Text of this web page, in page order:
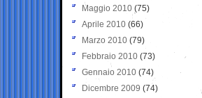
Maggio 2010 (75)
Aprile 2010 (66)
Marzo 2010 (79)
Febbraio 2010 (73)
Gennaio 2010 (74)
Dicembre 2009 (74)